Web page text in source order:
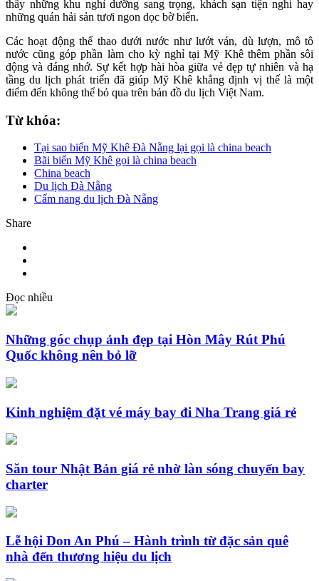
thấy những khu nghỉ dưỡng sang trọng, khách sạn tiện nghi hay
những quán hải sản tươi ngon dọc bờ biển.
Các hoạt động thể thao dưới nước như lướt ván, dù lượn, mô tô
nước cũng góp phần làm cho kỳ nghỉ tại Mỹ Khê thêm phần sôi
động và đáng nhớ. Sự kết hợp hài hòa giữa vẻ đẹp tự nhiên và hạ
tầng du lịch phát triển đã giúp Mỹ Khê khẳng định vị thế là một
điểm đến không thể bỏ qua trên bản đồ du lịch Việt Nam.
Từ khóa:
Tại sao biển Mỹ Khê Đà Nẵng lại gọi là china beach
Bãi biển Mỹ Khê gọi là china beach
China beach
Du lịch Đà Nẵng
Cẩm nang du lịch Đà Nẵng
Share
Đọc nhiều
Những góc chụp ảnh đẹp tại Hòn Mây Rút Phú
Quốc không nên bỏ lỡ
Kinh nghiệm đặt vé máy bay đi Nha Trang giá rẻ
Săn tour Nhật Bản giá rẻ nhờ làn sóng chuyến bay
charter
Lễ hội Don An Phú – Hành trình từ đặc sản quê
nhà đến thương hiệu du lịch